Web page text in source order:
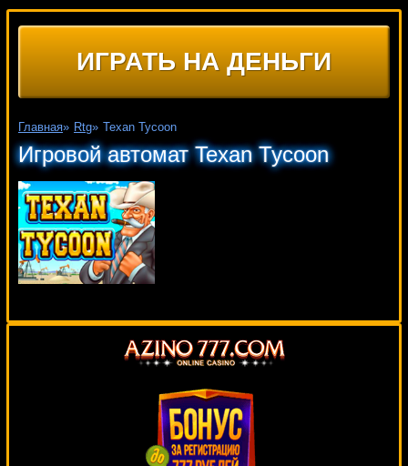
ИГРАТЬ НА ДЕНЬГИ
Главная» Rtg» Texan Tycoon
Игровой автомат Texan Tycoon